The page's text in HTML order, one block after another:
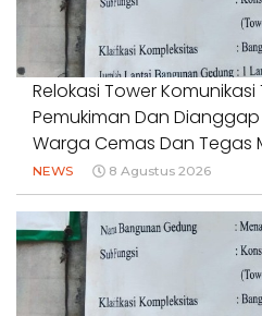
Relokasi Tower
Pemukiman Dan
Warga Cemas Dan Tegas
NEWS 8 Agustus 2026